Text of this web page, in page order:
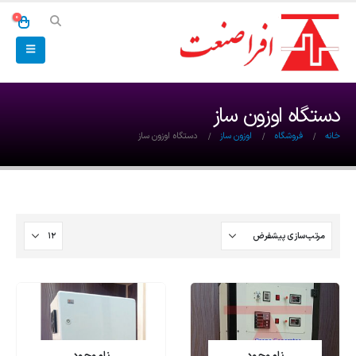
0
دستگاه اوزون ساز
خانه فروشگاه اوزون ساز دستگاه اوزون ساز